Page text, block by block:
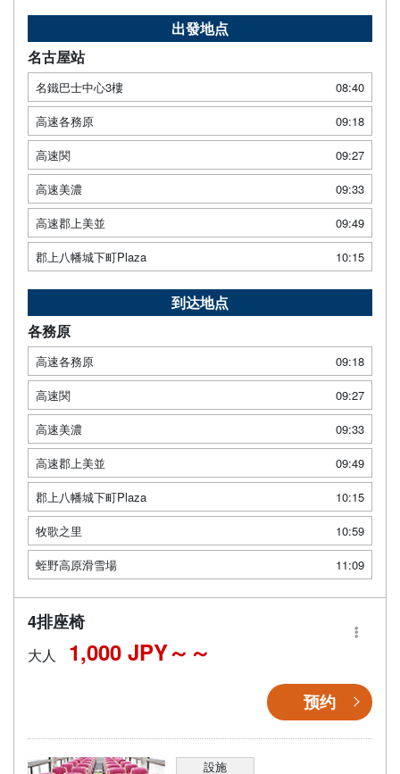
出發地点
名古屋站
名鐵巴士中心3樓
08:40
高速各務原
09:18
高速関
09:27
高速美濃
09:33
高速郡上美並
09:49
郡上八幡城下町Plaza
10:15
到达地点
各務原
高速各務原
09:18
高速関
09:27
高速美濃
09:33
高速郡上美並
09:49
郡上八幡城下町Plaza
10:15
牧歌之里
10:59
蛭野高原滑雪場
11:09
4排座椅
大人 1,000 JPY～
预约
設施